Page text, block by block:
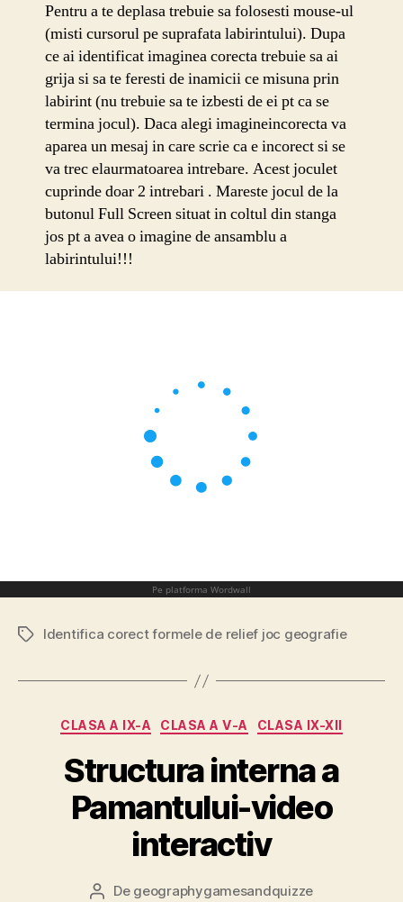
Pentru a te deplasa trebuie sa folosesti mouse-ul
(misti cursorul pe suprafata labirintului). Dupa
ce ai identificat imaginea corecta trebuie sa ai
grija si sa te feresti de inamicii ce misuna prin
labirint (nu trebuie sa te izbesti de ei pt ca se
termina jocul). Daca alegi imagineincorecta va
aparea un mesaj in care scrie ca e incorect si se
va trec elaurmatoarea intrebare. Acest joculet
cuprinde doar 2 intrebari . Mareste jocul de la
butonul Full Screen situat in coltul din stanga
jos pt a avea o imagine de ansamblu a
labirintului!!!
EticheteIdentifica corect formele de relief joc geografie
Categorii
CLASA A IX-A CLASA A V-A CLASA IX-XII
Structura interna a
Pamantului-video
interactiv
Autor
De geographygamesandquizze